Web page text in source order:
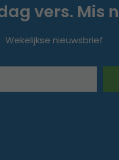
vers. Mis
Wekelijkse nieuwsbrief